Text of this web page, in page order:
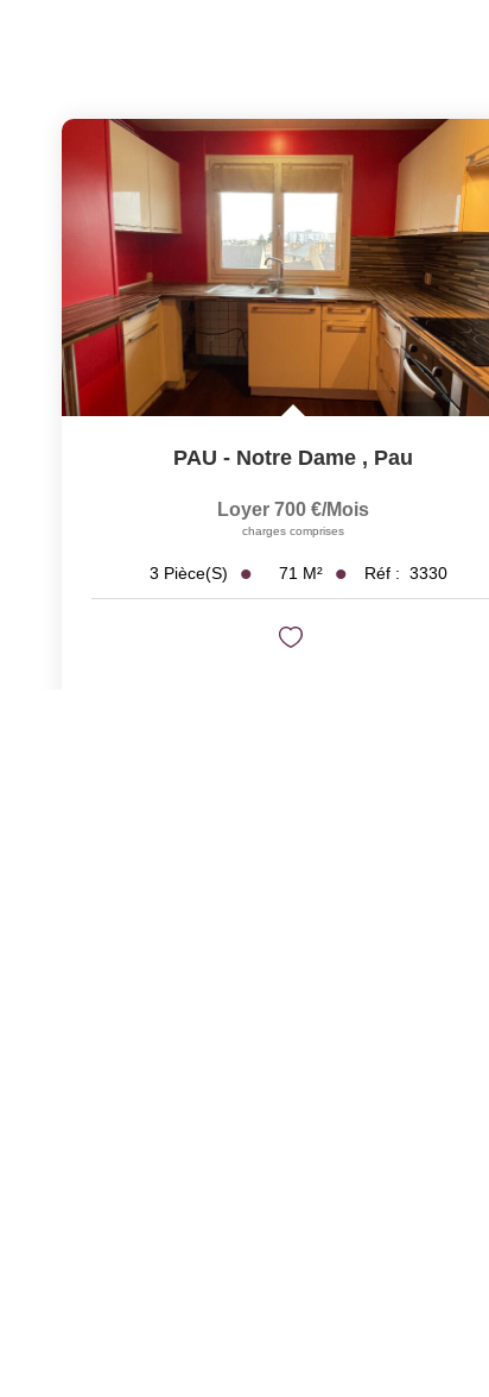
PAU - Notre Dame , Pau
Loyer 700 €/mois
charges comprises
3 Pièce(s) 71 M² Réf : 3330